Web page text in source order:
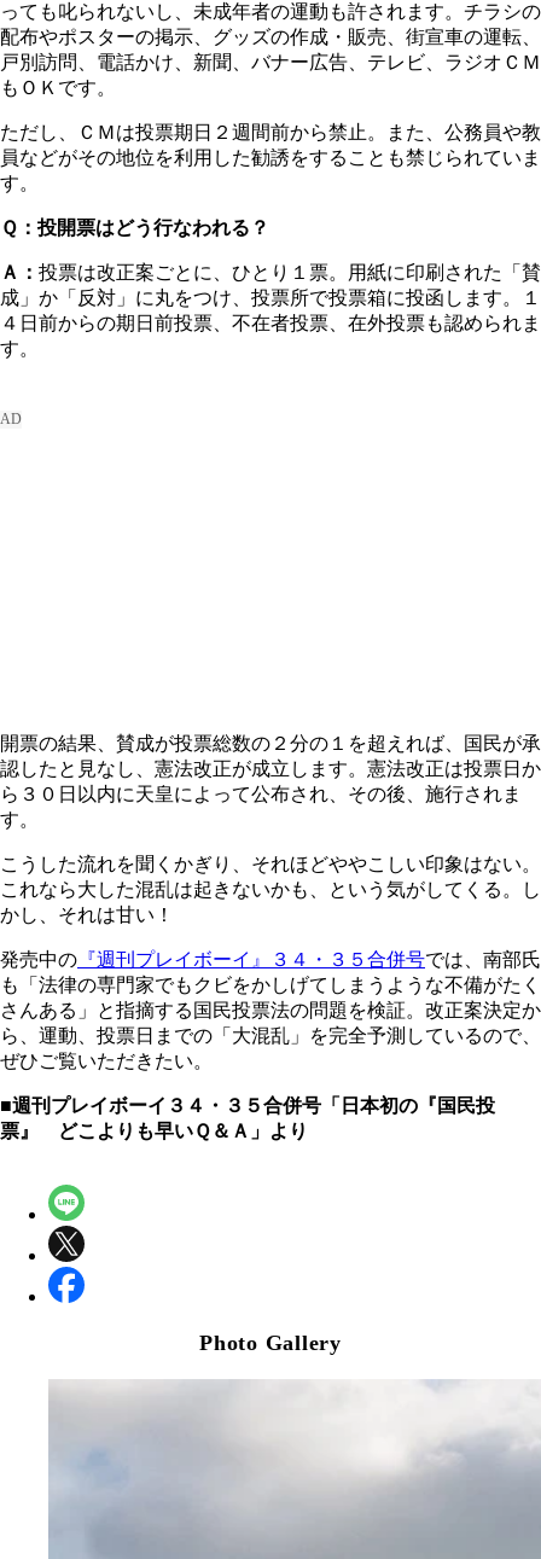
っても叱られないし、未成年者の運動も許されます。チラシの
配布やポスターの掲示、グッズの作成・販売、街宣車の運転、
戸別訪問、電話かけ、新聞、バナー広告、テレビ、ラジオＣＭ
もＯＫです。
ただし、ＣＭは投票期日２週間前から禁止。また、公務員や教
員などがその地位を利用した勧誘をすることも禁じられていま
す。
Ｑ：投開票はどう行なわれる？
Ａ： 投票は改正案ごとに、ひとり１票。用紙に印刷された「賛
成」か「反対」に丸をつけ、投票所で投票箱に投函します。１
４日前からの期日前投票、不在者投票、在外投票も認められま
す。
開票の結果、賛成が投票総数の２分の１を超えれば、国民が承
認したと見なし、憲法改正が成立します。憲法改正は投票日か
ら３０日以内に天皇によって公布され、その後、施行されま
す。
こうした流れを聞くかぎり、それほどややこしい印象はない。
これなら大した混乱は起きないかも、という気がしてくる。し
かし、それは甘い！
発売中の 『週刊プレイボーイ』３４・３５合併号では、南部氏
も「法律の専門家でもクビをかしげてしまうような不備がたく
さんある」と指摘する国民投票法の問題を検証。改正案決定か
ら、運動、投票日までの「大混乱」を完全予測しているので、
ぜひご覧いただきたい。
■週刊プレイボーイ３４・３５合併号「日本初の『国民投
票』 どこよりも早いＱ＆Ａ」より
Photo Gallery